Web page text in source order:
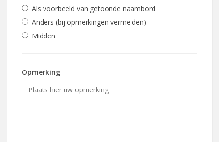
Als voorbeeld van getoonde naambord
Anders (bij opmerkingen vermelden)
Midden
Opmerking